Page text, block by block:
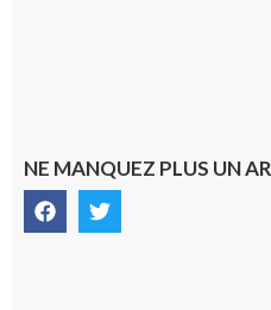
NE MANQUEZ PLUS UN